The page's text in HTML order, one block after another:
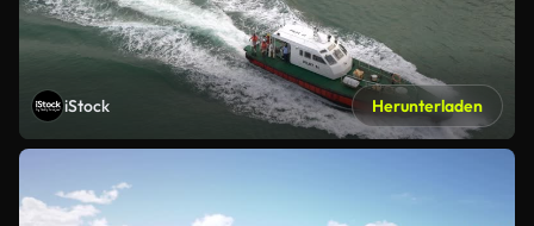
iStock Herunterladen